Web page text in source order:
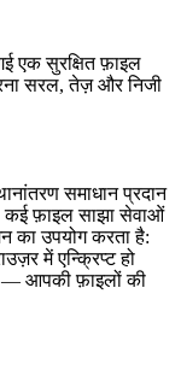
एक सुरक्षित फ़ाइल
सरल, तेज़ और निजी
समाधान प्रदान
कई फ़ाइल साझा सेवाओं
का उपयोग करता है:
में एन्क्रिप्ट हो
— आपकी फ़ाइलों की